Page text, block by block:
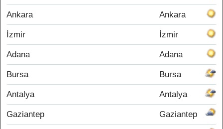
Ankara Ankara
İzmir İzmir
Adana Adana
Bursa Bursa
Antalya Antalya
Gaziantep Gaziantep